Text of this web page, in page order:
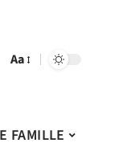
Aa
FAMILLE